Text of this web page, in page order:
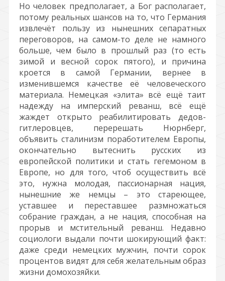
Но человек предполагает, а Бог располагает,
потому реальных шансов на то, что Германия
извлечёт пользу из нынешних сепаратных
переговоров, на самом-то деле не намного
больше, чем было в прошлый раз (то есть
зимой и весной сорок пятого), и причина
кроется в самой Германии, вернее в
изменившемся качестве её человеческого
материала. Немецкая «элита» всё ещё таит
надежду на имперский реванш, всё ещё
жаждет открыто реабилитировать дедов-
гитлеровцев, перерешать Нюрнберг,
объявить сталинизм поработителем Европы,
окончательно вытеснить русских из
европейской политики и стать гегемоном в
Европе, но для того, чтоб осуществить всё
это, нужна молодая, пассионарная нация,
нынешние же немцы – это стареющее,
уставшее и переставшее размножаться
собрание граждан, а не нация, способная на
прорыв и мстительный реванш. Недавно
социологи выдали почти шокирующий факт:
даже среди немецких мужчин, почти сорок
процентов видят для себя желательным образ
жизни домохозяйки.